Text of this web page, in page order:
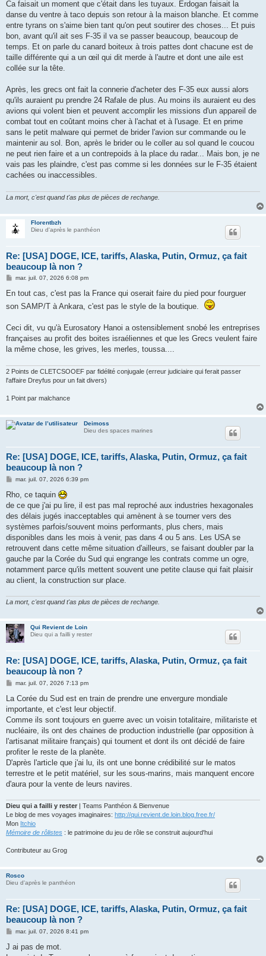
s
a
g
Ca faisait un moment que c'était dans les tuyaux. Erdogan faisait la
danse du ventre à taco depuis son retour à la maison blanche. Et comme
entre tyrans on s'aime bien tant qu'on peut soutirer des choses... Et puis
bon, avant qu'il ait ses F-35 il va se passer beaucoup, beaucoup de
temps. Et on parle du canard boiteux à trois pattes dont chacune est de
taille différente qui a un œil qui dit merde à l'autre et dont une aile est
collée sur la tête.
Après, les grecs ont fait la connerie d'acheter des F-35 eux aussi alors
qu'ils auraient pu prendre 24 Rafale de plus. Au moins ils auraient eu des
avions qui volent bien et peuvent accomplir les missions d'un appareil de
combat tout en coûtant moins cher à l'achat et à l'usage. Et en prime
sans le petit malware qui permet de brider l'avion sur commande ou le
maintenir au sol. Bon, après le brider ou le coller au sol quand le coucou
ne peut rien faire et a un contrepoids à la place du radar... Mais bon, je ne
vais pas les plaindre, c'est pas comme si les données sur le F-35 étaient
cachées ou inaccessibles.
La mort, c'est quand t'as plus de pièces de rechange.
Florentbzh
Dieu d'après le panthéon
Re: [USA] DOGE, ICE, tariffs, Alaska, Putin, Ormuz, ça fait
beaucoup là non ?
M
s
a
mar. juil. 07, 2026 6:08 pm
En tout cas, c'est pas la France qui oserait faire du pied pour fourguer
son SAMP/T à Ankara, c'est pas le style de la boutique.
Ceci dit, vu qu'à Eurosatory Hanoi a ostensiblement snobé les entreprises
françaises au profit des boites israéliennes et que les Grecs veulent faire
la même chose, les grives, les merles, toussa....
2 Points de CLETCSOOEF par fidélité conjugale (erreur judiciaire qui ferait passer
l'affaire Dreyfus pour un fait divers)
1 Point par malchance
Deimoss
Dieu des spaces marines
Re: [USA] DOGE, ICE, tariffs, Alaska, Putin, Ormuz, ça fait
beaucoup là non ?
M
s
a
g
mar. juil. 07, 2026 6:39 pm
Rho, ce taquin
de ce que j'ai pu lire, il est pas mal reproché aux industries hexagonales
des délais jugés inacceptables qui amènent à se tourner vers des
systèmes parfois/souvent moins performants, plus chers, mais
disponibles dans les mois à venir, pas dans 4 ou 5 ans. Les USA se
retrouvent dans cette même situation d'ailleurs, se faisant doubler par la
gauche par la Corée du Sud qui engrange les contrats comme un ogre,
notamment parce qu'ils mettent souvent une petite clause qui fait plaisir
au client, la construction sur place.
La mort, c'est quand t'as plus de pièces de rechange.
Qui Revient de Loin
Dieu qui a failli y rester
Re: [USA] DOGE, ICE, tariffs, Alaska, Putin, Ormuz, ça fait
beaucoup là non ?
M
s
a
g
mar. juil. 07, 2026 7:13 pm
La Corée du Sud est en train de prendre une envergure mondiale
importante, et c'est leur objectif.
Comme ils sont toujours en guerre avec un voisin totalitaire, militariste et
nucléaire, ils ont des chaines de production industrielle (par opposition à
l'artisanat militaire français) qui tournent et dont ils ont décidé de faire
profiter le reste de la planète.
D'après l'article que j'ai lu, ils ont une bonne crédibilité sur le matos
terrestre et le petit matériel, sur les sous-marins, mais manquent encore
d'aura pour la vente de leurs navires.
Dieu qui a failli y rester
| Teams Panthéon & Bienvenue
Le blog de mes voyages imaginaires: http://qui.revient.de.loin.blog.free.fr/
Mon Itchio
Mémoire de rôlistes : le patrimoine du jeu de rôle se construit aujourd'hui
Contributeur au Grog
Rosco
Dieu d'après le panthéon
Re: [USA] DOGE, ICE, tariffs, Alaska, Putin, Ormuz, ça fait
beaucoup là non ?
M
s
mar. juil. 07, 2026 8:41 pm
J ai pas de mot.